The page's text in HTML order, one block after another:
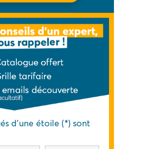
d'une étoile (*) sont